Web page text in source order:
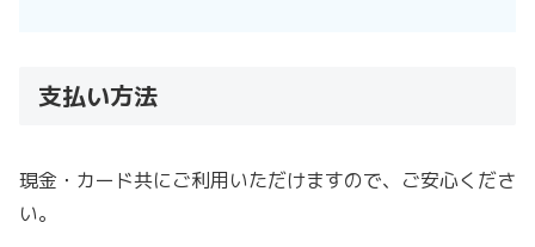
支払い方法
現金・カード共にご利用いただけますので、ご安心くださ
い。